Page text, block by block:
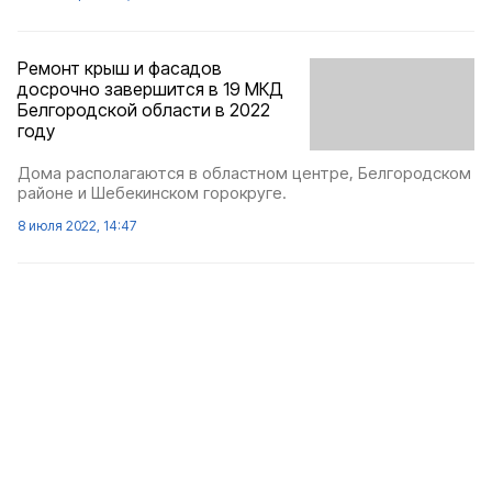
Ремонт крыш и фасадов
досрочно завершится в 19 МКД
Белгородской области в 2022
году
Дома располагаются в областном центре, Белгородском
районе и Шебекинском горокруге.
8 июля 2022, 14:47